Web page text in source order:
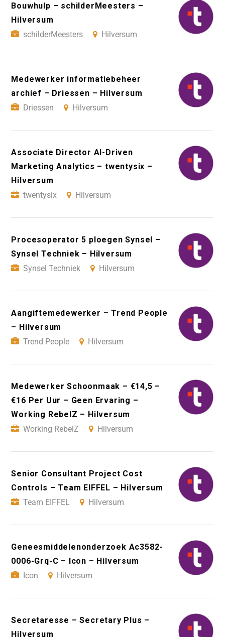
Bouwhulp – schilderMeesters –
Hilversum
schilderMeesters
Hilversum
Medewerker informatiebeheer
archief – Driessen – Hilversum
Driessen
Hilversum
Associate Director AI-Driven
Marketing Analytics – twentysix –
Hilversum
twentysix
Hilversum
Procesoperator 5 ploegen Synsel –
Synsel Techniek – Hilversum
Synsel Techniek
Hilversum
Aangiftemedewerker – Trend People
– Hilversum
Trend People
Hilversum
Medewerker Schoonmaak – €14,5 –
€16 Per Uur – Geen Ervaring –
Working RebelZ – Hilversum
Working RebelZ
Hilversum
Senior Consultant Project Cost
Controls – Team EIFFEL – Hilversum
Team EIFFEL
Hilversum
Geneesmiddelenonderzoek Ac3582-
0006-Grq-C – Icon – Hilversum
Icon
Hilversum
Secretaresse – Secretary Plus –
Hilversum